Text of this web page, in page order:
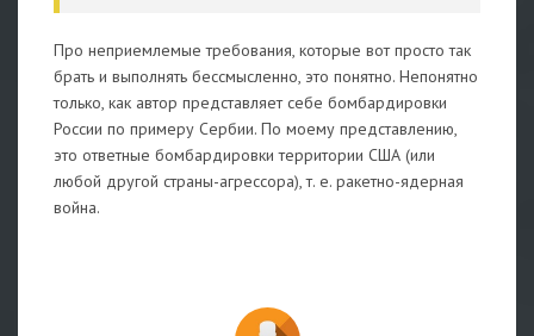
Про неприемлемые требования, которые вот просто так
брать и выполнять бессмысленно, это понятно. Непонятно
только, как автор представляет себе бомбардировки
России по примеру Сербии. По моему представлению,
это ответные бомбардировки территории США (или
любой другой страны-агрессора), т. е. ракетно-ядерная
война.